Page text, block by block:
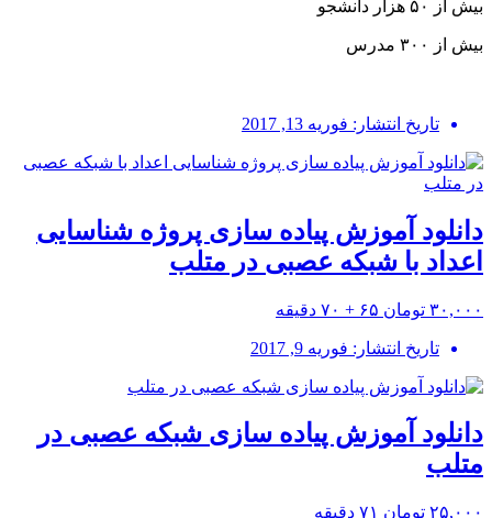
بیش از ۵۰ هزار دانشجو
بیش از ۳۰۰ مدرس
تاریخ انتشار: فوریه 13, 2017
دانلود آموزش پیاده سازی پروژه شناسایی
اعداد با شبکه عصبی در متلب
۳۰,۰۰۰ تومان ۶۵ + ۷۰ دقیقه
تاریخ انتشار: فوریه 9, 2017
دانلود آموزش پیاده سازی شبکه عصبی در
متلب
۲۵,۰۰۰ تومان ۷۱ دقیقه